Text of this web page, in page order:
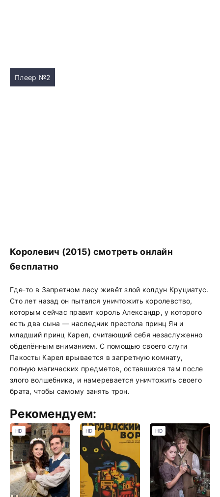
Плеер №2
Королевич (2015) смотреть онлайн
бесплатно
Где-то в Запретном лесу живёт злой колдун Круциатус.
Сто лет назад он пытался уничтожить королевство,
которым сейчас правит король Александр, у которого
есть два сына — наследник престола принц Ян и
младший принц Карел, считающий себя незаслуженно
обделённым вниманием. С помощью своего слуги
Пакосты Карел врывается в запретную комнату,
полную магических предметов, оставшихся там после
злого волшебника, и намеревается уничтожить своего
брата, чтобы самому занять трон.
Рекомендуем:
HD HD HD